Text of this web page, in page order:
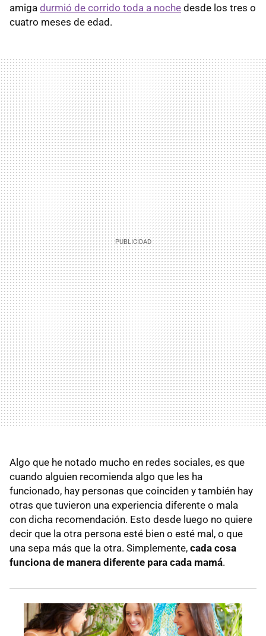
amiga durmió de corrido toda a noche desde los tres o
cuatro meses de edad.
Algo que he notado mucho en redes sociales, es que
cuando alguien recomienda algo que les ha
funcionado, hay personas que coinciden y también hay
otras que tuvieron una experiencia diferente o mala
con dicha recomendación. Esto desde luego no quiere
decir que la otra persona esté bien o esté mal, o que
una sepa más que la otra. Simplemente, cada cosa
funciona de manera diferente para cada mamá.